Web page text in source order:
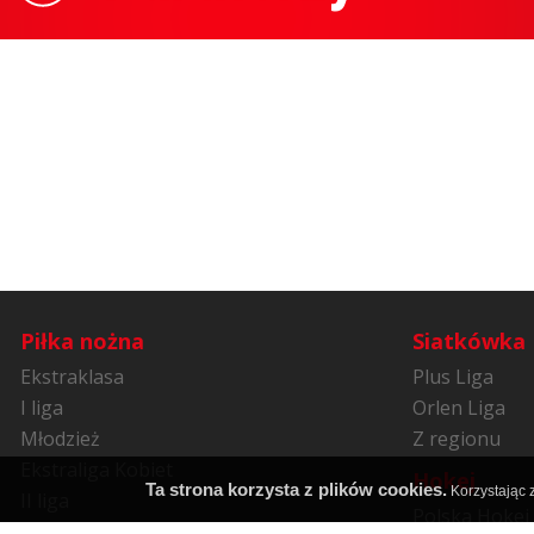
Piłka nożna
Ekstraklasa
I liga
Młodzież
Siatkówka
Plus Liga
Orlen Liga
Z regionu
Hokej
Polska Hokej
Ta strona korzysta z plików cookies. Korzystając